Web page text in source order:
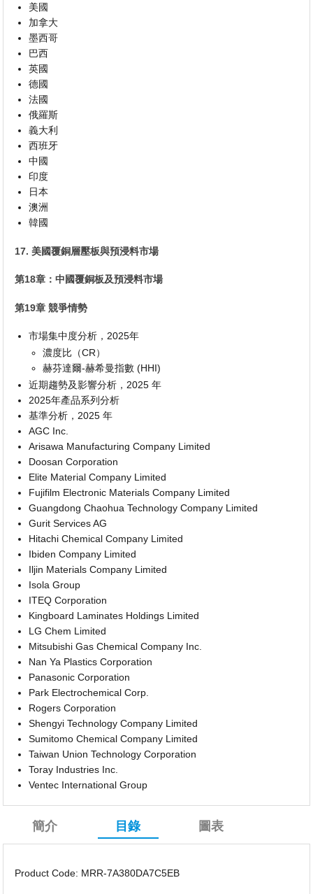
美國
加拿大
墨西哥
巴西
英國
德國
法國
俄羅斯
義大利
西班牙
中國
印度
日本
澳洲
韓國
17. 美國覆銅層壓板與預浸料市場
第18章：中國覆銅板及預浸料市場
第19章 競爭情勢
市場集中度分析，2025年
濃度比（CR）
赫芬達爾-赫希曼指數 (HHI)
近期趨勢及影響分析，2025 年
2025年產品系列分析
基準分析，2025 年
AGC Inc.
Arisawa Manufacturing Company Limited
Doosan Corporation
Elite Material Company Limited
Fujifilm Electronic Materials Company Limited
Guangdong Chaohua Technology Company Limited
Gurit Services AG
Hitachi Chemical Company Limited
Ibiden Company Limited
Iljin Materials Company Limited
Isola Group
ITEQ Corporation
Kingboard Laminates Holdings Limited
LG Chem Limited
Mitsubishi Gas Chemical Company Inc.
Nan Ya Plastics Corporation
Panasonic Corporation
Park Electrochemical Corp.
Rogers Corporation
Shengyi Technology Company Limited
Sumitomo Chemical Company Limited
Taiwan Union Technology Corporation
Toray Industries Inc.
Ventec International Group
簡介 目錄 圖表
Product Code: MRR-7A380DA7C5EB